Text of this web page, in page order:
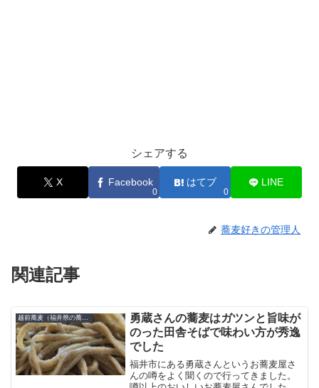
シェアする
X Facebook
0
はてブ
0
LINE
蕎麦好きの管理人
関連記事
越前蕎麦（福井県の蕎麦）
勇蔵さんの蕎麦はガツンと旨味が
のった田舎そばで味わい方が秀逸
でした
福井市にある勇蔵さんというお蕎麦屋さ
んの噂をよく聞くので行ってきました。